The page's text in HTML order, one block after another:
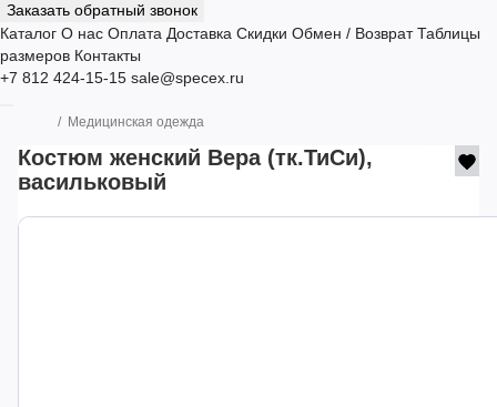
Заказать обратный звонок
Каталог О нас Оплата Доставка Скидки Обмен / Возврат Таблицы
размеров Контакты
+7 812 424-15-15 sale@specex.ru
Медицинская одежда
Костюм женский Вера (тк.ТиСи),
васильковый